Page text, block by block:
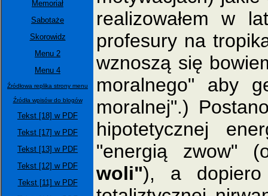
Memoriał
Sabotaże
Skorowidz
Menu 2
Menu 4
Źródłowa replika strony menu
Źródła wpisów do blogów
Tekst [18] w PDF
Tekst [17] w PDF
Tekst [13] w PDF
Tekst [12] w PDF
Tekst [11] w PDF
realizowałem w
profesury na
wznoszą się
moralnego" aby
moralnej".)
hipotetycznej
"energią zwow"
woli"), a dopiero